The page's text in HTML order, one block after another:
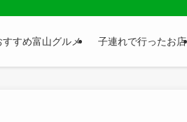
すすめ富山グルメ 子連れで行ったお店